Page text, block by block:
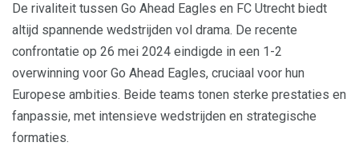
De rivaliteit tussen Go Ahead Eagles en FC Utrecht biedt
altijd spannende wedstrijden vol drama. De recente
confrontatie op 26 mei 2024 eindigde in een 1-2
overwinning voor Go Ahead Eagles, cruciaal voor hun
Europese ambities. Beide teams tonen sterke prestaties en
fanpassie, met intensieve wedstrijden en strategische
formaties.